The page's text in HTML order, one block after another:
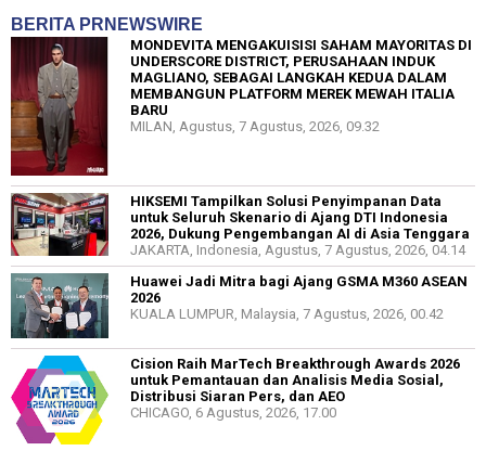
BERITA PRNEWSWIRE
MONDEVITA MENGAKUISISI SAHAM MAYORITAS DI
UNDERSCORE DISTRICT, PERUSAHAAN INDUK
MAGLIANO, SEBAGAI LANGKAH KEDUA DALAM
MEMBANGUN PLATFORM MEREK MEWAH ITALIA
BARU
MILAN, Agustus, 7 Agustus, 2026, 09.32
HIKSEMI Tampilkan Solusi Penyimpanan Data
untuk Seluruh Skenario di Ajang DTI Indonesia
2026, Dukung Pengembangan AI di Asia Tenggara
JAKARTA, Indonesia, Agustus, 7 Agustus, 2026, 04.14
Huawei Jadi Mitra bagi Ajang GSMA M360 ASEAN
2026
KUALA LUMPUR, Malaysia, 7 Agustus, 2026, 00.42
Cision Raih MarTech Breakthrough Awards 2026
untuk Pemantauan dan Analisis Media Sosial,
Distribusi Siaran Pers, dan AEO
CHICAGO, 6 Agustus, 2026, 17.00